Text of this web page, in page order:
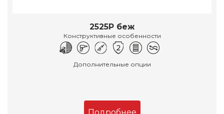
2525Р беж
Конструктивные особенности
Дополнительные опции